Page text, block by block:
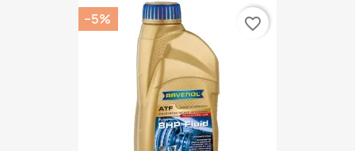
−5% favorite_border